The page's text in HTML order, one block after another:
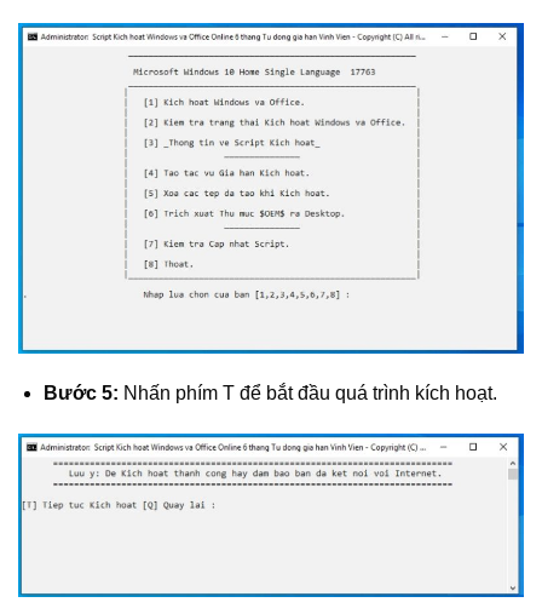
Bước 5: Nhấn phím T để bắt đầu quá trình kích hoạt.